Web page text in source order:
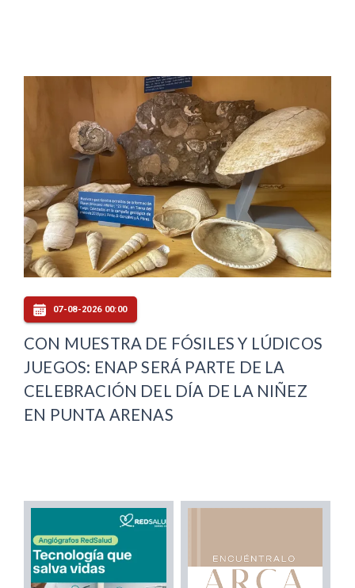
07-08-2026 00:00
CON MUESTRA DE FÓSILES Y LÚDICOS
JUEGOS: ENAP SERÁ PARTE DE LA
CELEBRACIÓN DEL DÍA DE LA NIÑEZ
EN PUNTA ARENAS